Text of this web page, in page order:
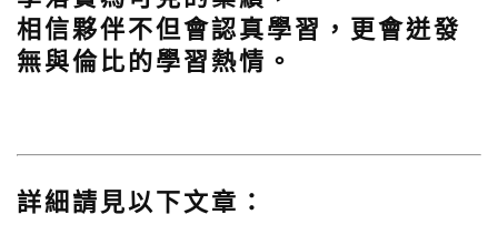
相信夥伴不但會認真學習，更會迸發
無與倫比的學習熱情。
詳細請見以下文章：